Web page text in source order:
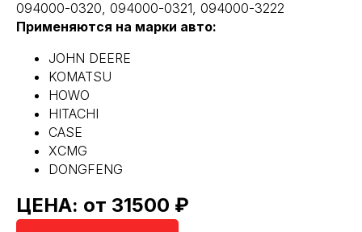
094000-0320, 094000-0321, 094000-3222
Применяются на марки авто:
JOHN DEERE
KOMATSU
HOWO
HITACHI
CASE
XCMG
DONGFENG
ЦЕНА: от 31500 ₽